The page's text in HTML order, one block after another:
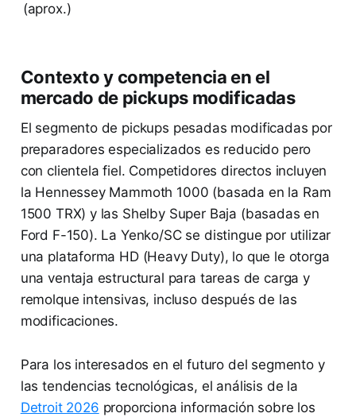
(aprox.)
Contexto y competencia en el
mercado de pickups modificadas
El segmento de pickups pesadas modificadas por
preparadores especializados es reducido pero
con clientela fiel. Competidores directos incluyen
la Hennessey Mammoth 1000 (basada en la Ram
1500 TRX) y las Shelby Super Baja (basadas en
Ford F-150). La Yenko/SC se distingue por utilizar
una plataforma HD (Heavy Duty), lo que le otorga
una ventaja estructural para tareas de carga y
remolque intensivas, incluso después de las
modificaciones.
Para los interesados en el futuro del segmento y
las tendencias tecnológicas, el análisis de la
Detroit 2026 proporciona información sobre los